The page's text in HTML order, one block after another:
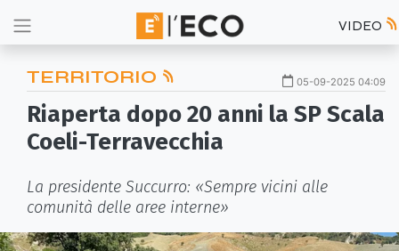
VIDEO
TERRITORIO 05-09-2025 04:09
Riaperta dopo 20 anni la SP Scala
Coeli-Terravecchia
La presidente Succurro: «Sempre vicini alle
comunità delle aree interne»